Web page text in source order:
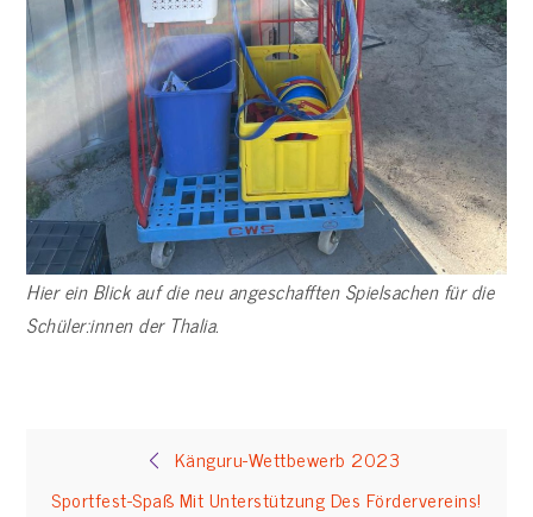
Hier ein Blick auf die neu angeschafften Spielsachen für die
Schüler:innen der Thalia.
Beitragsnavigation
Känguru-Wettbewerb 2023
Sportfest-Spaß Mit Unterstützung Des Fördervereins!